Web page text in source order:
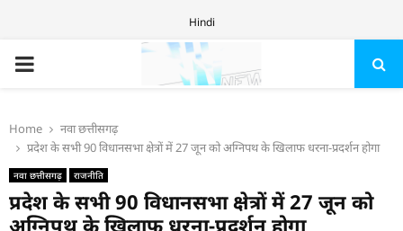
Hindi
PRIMARY
Home
नवा छत्तीसगढ़
प्रदेश के सभी 90 विधानसभा क्षेत्रों में 27 जून को अग्निपथ के खिलाफ धरना-प्रदर्शन होगा
नवा छत्तीसगढ़ राजनीति
प्रदेश के सभी 90 विधानसभा क्षेत्रों में 27 जून को
अग्निपथ के खिलाफ धरना-प्रदर्शन होगा